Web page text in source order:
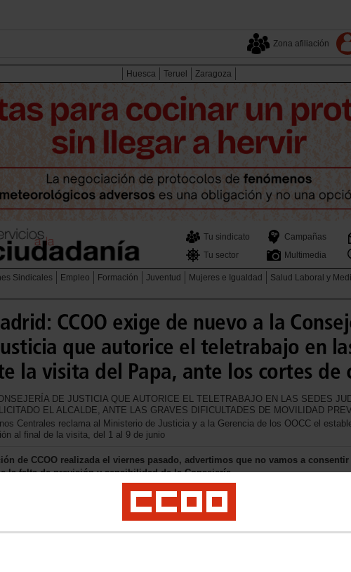
Zona afiliación
Huesca Teruel Zaragoza
Tu sindicato Campañas
Tu sector
Multimedia
Sindicales Empleo Formación Juventud Mujeres e Igualdad
Salud Laboral y
CCOO exige de nuevo a la
que autorice el teletrabajo en
la visita del Papa, ante los cortes de
DE JUSTICIA QUE AUTORICE EL TELETRABAJO EN LAS SEDES
EL ALCALDE, ANTE LAS GRAVES DIFICULTADES DE MOVILIDAD
Centrales reclama al Ministerio de Justicia y a la Gerencia de los OOCC el
al final de la visita, del 1 al 9 de junio
de CCOO realizada el viernes pasado, advertimos que no vamos a
la falta de previsión y sensibilidad de la Consejería